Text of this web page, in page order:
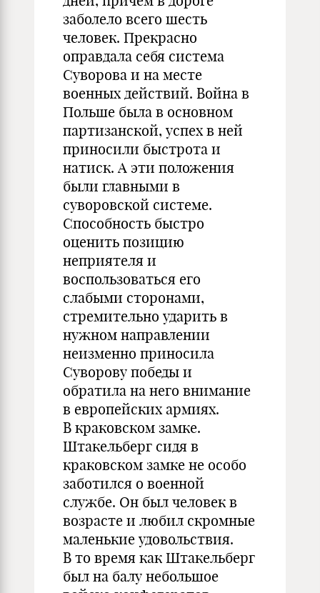
заболело всего шесть
человек. Прекрасно
оправдала себя система
Суворова и на месте
военных действий. Война в
Польше была в основном
партизанской, успех в ней
приносили быстрота и
натиск. А эти положения
были главными в
суворовской системе.
Способность быстро
оценить позицию
неприятеля и
воспользоваться его
слабыми сторонами,
стремительно ударить в
нужном направлении
неизменно приносила
Суворову победы и
обратила на него внимание
в европейских армиях.
В краковском замке.
Штакельберг сидя в
краковском замке не особо
заботился о военной
службе. Он был человек в
возрасте и любил скромные
маленькие удовольствия.
В то время как Штакельберг
был на балу небольшое